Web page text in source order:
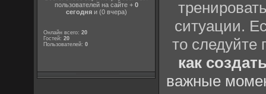
пользователей на сайте + 0
сегодняи (0 вчера)
Онлайн всего:20
Гостей:20
Пользователей:0
ситуации.
то
как
важные